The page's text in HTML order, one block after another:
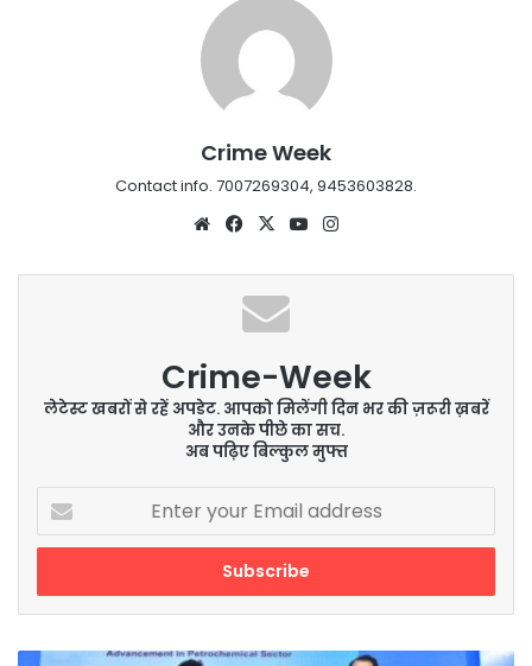
Crime Week
Contact info. 7007269304, 9453603828.
WebsiteFacebook
X YouTube
Crime-Week
लेटेस्ट खबरों से रहें अपडेट. आपको मिलेंगी दिन भर की ज़रूरी ख़बरें
और उनके पीछे का सच.
अब पढ़िए बिल्कुल मुफ्त
Enter
your
Email